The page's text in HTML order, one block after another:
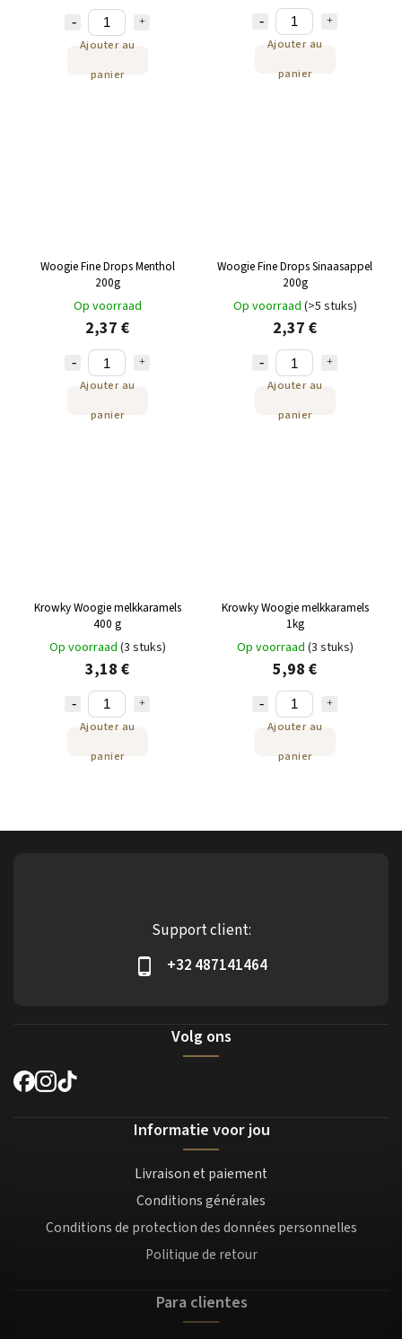
Ajouter au
panier
Ajouter au
panier
Woogie Fine Drops Menthol
200g
Op voorraad
2,37 €
Ajouter au
panier
Woogie Fine Drops Sinaasappel
200g
Op voorraad (>5 stuks)
2,37 €
Ajouter au
panier
Krowky Woogie melkkaramels
400 g
Op voorraad (3 stuks)
3,18 €
Ajouter au
panier
Krowky Woogie melkkaramels
1kg
Op voorraad (3 stuks)
5,98 €
Ajouter au
panier
Support client:
+32 487141464
Volg ons
Informatie voor jou
Livraison et paiement
Conditions générales
Conditions de protection des données personnelles
Politique de retour
Para clientes